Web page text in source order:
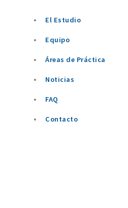
El Estudio
Equipo
Áreas de Práctica
Noticias
FAQ
Contacto
–
de Urgente